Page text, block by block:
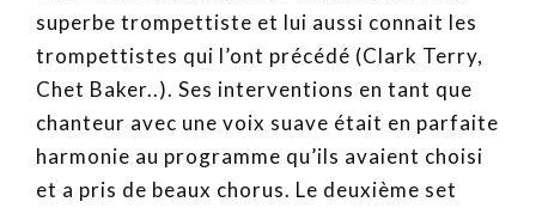
superbe trompettiste et lui aussi connait les
trompettistes qui l’ont précédé (Clark Terry,
Chet Baker..). Ses interventions en tant que
chanteur avec une voix suave était en parfaite
harmonie au programme qu’ils avaient choisi
et a pris de beaux chorus. Le deuxième set